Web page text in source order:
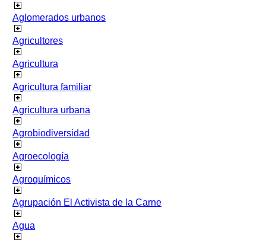
Aglomerados urbanos
Agricultores
Agricultura
Agricultura familiar
Agricultura urbana
Agrobiodiversidad
Agroecología
Agroquímicos
Agrupación El Activista de la Carne
Agua